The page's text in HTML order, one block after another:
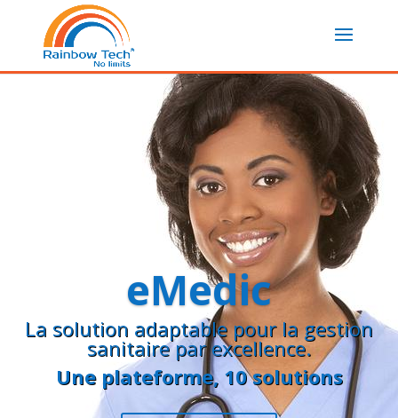
eMedic
La solution adaptable pour la gestion
sanitaire par excellence.
Une plateforme, 10 solutions